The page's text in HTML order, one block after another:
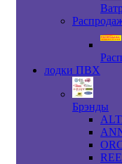
лодки ПВХ
Брэнды